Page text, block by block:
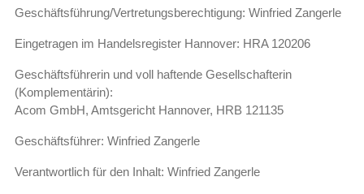
Geschäftsführung/Vertretungsberechtigung: Winfried Zangerle
Eingetragen im Handelsregister Hannover: HRA 120206
Geschäftsführerin und voll haftende Gesellschafterin
(Komplementärin):
Acom GmbH, Amtsgericht Hannover, HRB 121135
Geschäftsführer: Winfried Zangerle
Verantwortlich für den Inhalt: Winfried Zangerle